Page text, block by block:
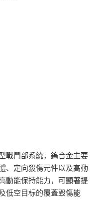
戰鬥部系統，鎢合金主要
、定向殺傷元件以及高動
動能保持能力，可顯著提
低空目标的覆蓋毀傷能